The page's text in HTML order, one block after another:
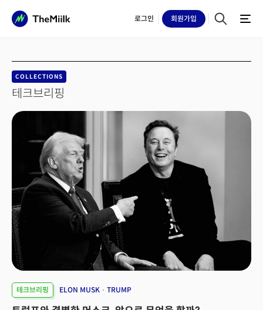
로그인 회원가입
COLLECTIONS
테크브리핑
테크브리핑 ELON MUSK TRUMP